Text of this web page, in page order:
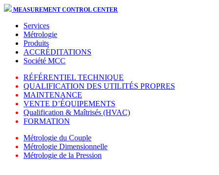
MEASUREMENT CONTROL CENTER
Services
Métrologie
Produits
ACCRÉDITATIONS
Société MCC
RÉFÉRENTIEL TECHNIQUE
QUALIFICATION DES UTILITÉS PROPRES
MAINTENANCE
VENTE D’ÉQUIPEMENTS
Qualification & Maîtrisés (HVAC)
FORMATION
Métrologie du Couple
Métrologie Dimensionnelle
Métrologie de la Pression